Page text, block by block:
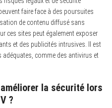
faire face à des poursuites
de contenu diffusé sans
ces sites peut également exposer
et des publicités intrusives. Il est
comme des antivirus et
la sécurité lors
?